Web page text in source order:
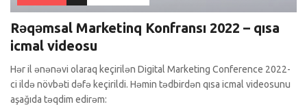
Rəqəmsal Marketinq Konfransı 2022 – qısa
icmal videosu
Hər il ənənəvi olaraq keçirilən Digital Marketing Conference 2022-
ci ildə növbəti dəfə keçirildi. Həmin tədbirdən qısa icmal videosunu
aşağıda təqdim edirəm: